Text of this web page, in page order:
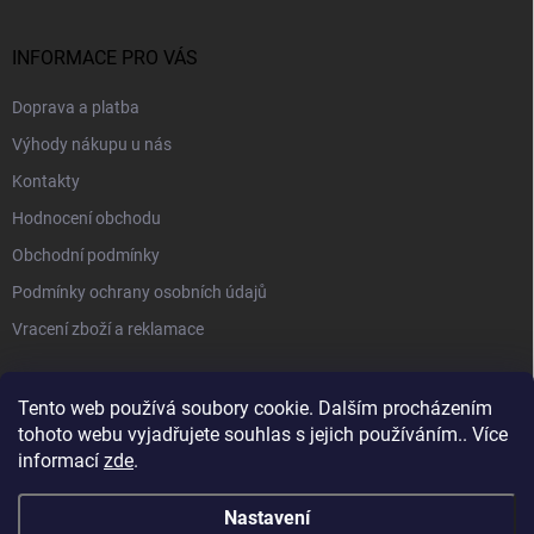
Tento web používá soubory cookie. Dalším procházením
tohoto webu vyjadřujete souhlas s jejich používáním.. Více
informací zde.
Nastavení
INFORMACE PRO VÁS
Doprava a platba
Výhody nákupu u nás
Kontakty
Hodnocení obchodu
Obchodní podmínky
Podmínky ochrany osobních údajů
Vracení zboží a reklamace
PŘIJÍMÁME ONLINE PLATBY